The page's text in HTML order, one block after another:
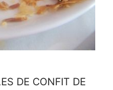
DE CONFIT DE